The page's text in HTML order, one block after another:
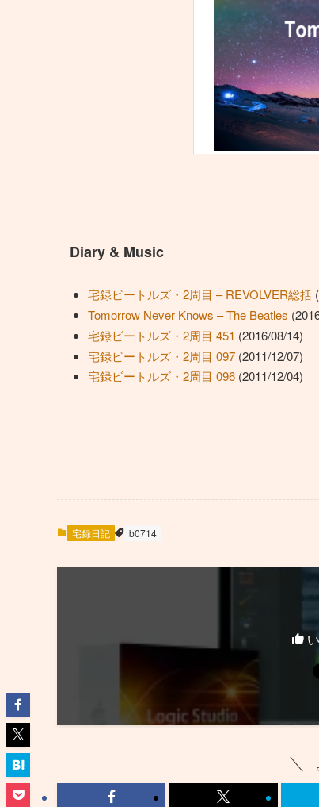
Diary & Music
宅録ビートルズ・2周目 – REVOLVER総括
Tomorrow Never Knows – The Beatles
宅録ビートルズ・2周目 451 (2016/08/14)
宅録ビートルズ・2周目 097(2011/12/07)
宅録ビートルズ・2周目 096(2011/12/04)
宅録日記 b0714